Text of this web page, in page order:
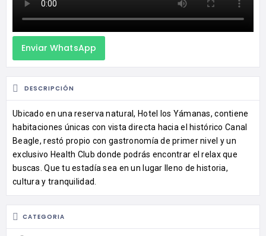
Enviar WhatsApp
DESCRIPCIÓN
Ubicado en una reserva natural, Hotel los Yámanas, contiene
habitaciones únicas con vista directa hacia el histórico Canal
Beagle, restó propio con gastronomía de primer nivel y un
exclusivo Health Club donde podrás encontrar el relax que
buscas.Que tu estadía sea en un lugar lleno de historia,
cultura y tranquilidad.
CATEGORIA